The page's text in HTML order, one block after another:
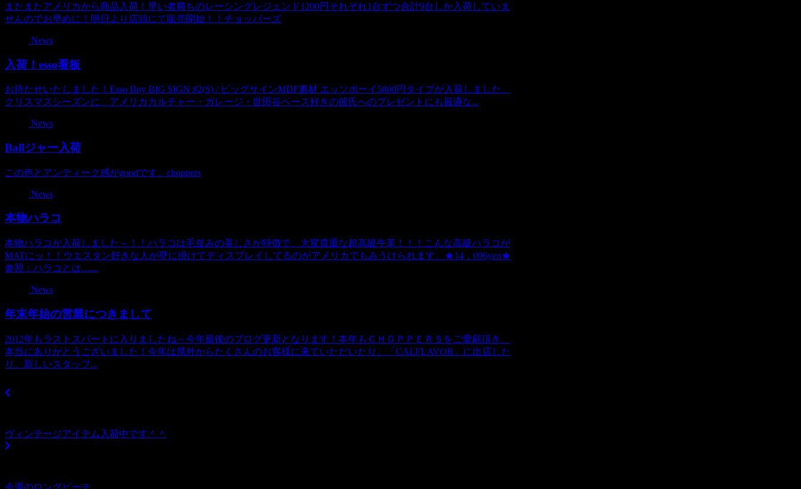
またまたアメリカから商品入荷！早い者勝ちのレーシングレジェンド1200円それぞれ1台ずつ合計9台しか入荷していま
せんのでお早めに！明日より店頭にて販売開始！！チョッパーズ
News
入荷！esso看板
お待たせいたしました！Esso Boy BIG SIGN #2(S) / ビッグサインMDF素材 エッソボーイ5800円タイプが入荷しました。
クリスマスシーズンに、アメリカカルチャー・ガレージ・世田谷ベース好きの彼氏へのプレゼントにも最適な...
News
Ballジャー入荷
この色とアンティーク感がgoodです。choppers
News
本物ハラコ
本物ハラコが入荷しました～！！ハラコは毛並みの美しさが特徴で、大変貴重な超高級牛革！！！こんな高級ハラコが
MATにッ！！ウエスタン好きな人が壁に掛けてディスプレイしてるのがアメリカでもみうけられます。★14，096yen★
参照：ハラコとは…...
News
年末年始の営業につきまして
2012年もラストスパートに入りましたね～今年最後のブログ更新となります！本年もＣＨＯＰＰＥＲＳをご愛顧頂き、
本当にありがとうございました！今年は県外からたくさんのお客様に来ていただいたり、「CALFLAVOR」に出店した
り、新しいスタッフ...
ヴィンテージアイテム入荷中です＾＾